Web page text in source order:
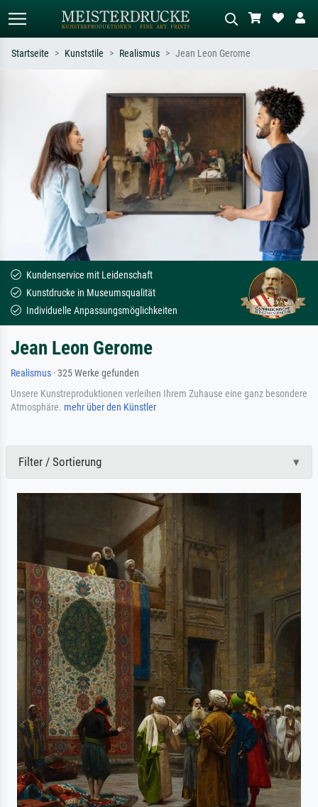
Suchen Sie nach Künstlern, Werktiteln
oder Stilen – z.B. Monet,
Sternennacht, Impressionismus, Welle
Hokusai, Akt.
Beschreiben Sie die Szene – z.B. Grüne
Wiese, Abstrakt mit viel Rot, Dunkles
Ölgemälde, Stehender Akt neben einem
Baum.
Startseite Kunststile Realismus Jean Leon Gerome
Kundenservice mit Leidenschaft
Kunstdrucke in Museumsqualität
Individuelle Anpassungsmöglichkeiten
Jean Leon Gerome
Realismus · 325 Werke gefunden
Unsere Kunstreproduktionen verleihen Ihrem Zuhause eine ganz besondere
Atmosphäre. mehr über den Künstler
Filter / Sortierung